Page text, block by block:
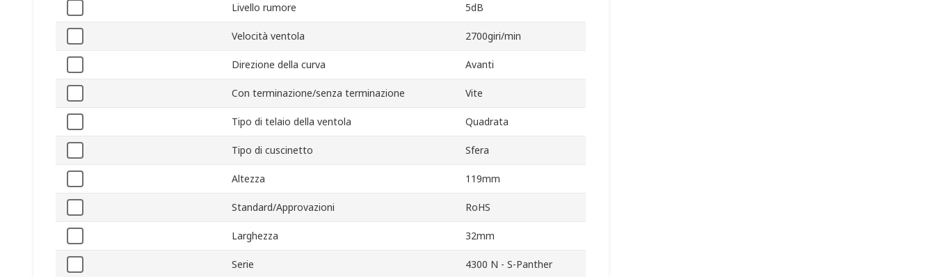
Livello rumore 5dB
Velocità ventola 2700giri/min
Direzione della curva Avanti
Con terminazione/senza terminazione Vite
Tipo di telaio della ventola Quadrata
Tipo di cuscinetto Sfera
Altezza 119mm
Standard/Approvazioni RoHS
Larghezza 32mm
Serie 4300 N - S-Panther